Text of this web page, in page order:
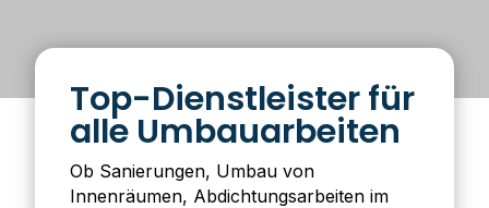
Top-Dienstleister für
alle Umbauarbeiten
Ob Sanierungen, Umbau von
Innenräumen, Abdichtungsarbeiten im